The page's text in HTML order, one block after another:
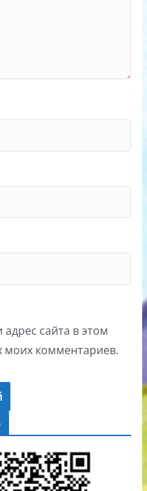
сайта в этом
моих комментариев.